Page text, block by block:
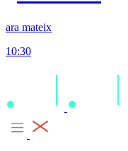
ara mateix
10:30